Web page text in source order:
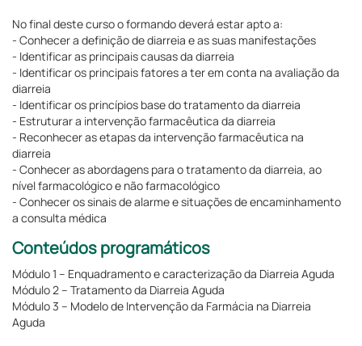
No final deste curso o formando deverá estar apto a:
- Conhecer a definição de diarreia e as suas manifestações
- Identificar as principais causas da diarreia
- Identificar os principais fatores a ter em conta na avaliação da
diarreia
- Identificar os princípios base do tratamento da diarreia
- Estruturar a intervenção farmacêutica da diarreia
- Reconhecer as etapas da intervenção farmacêutica na
diarreia
- Conhecer as abordagens para o tratamento da diarreia, ao
nível farmacológico e não farmacológico
- Conhecer os sinais de alarme e situações de encaminhamento
a consulta médica
Conteúdos programáticos
Módulo 1 – Enquadramento e caracterização da Diarreia Aguda
Módulo 2 – Tratamento da Diarreia Aguda
Módulo 3 – Modelo de Intervenção da Farmácia na Diarreia
Aguda